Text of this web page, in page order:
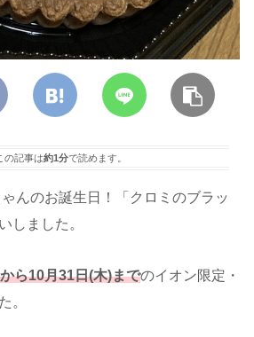
の記事は約1分で読めます。
んのお誕生日！「クロミのブラッ
しました。
ら10月31日(木)までのイオン限定・
。